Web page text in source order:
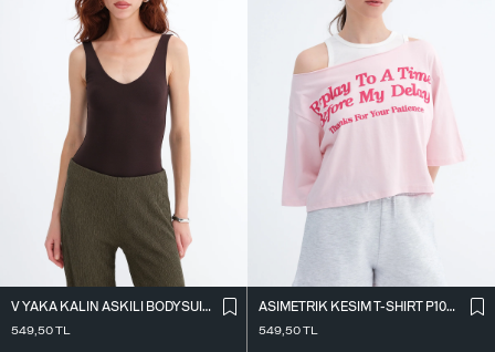
V YAKA KALIN ASKILI BODYSUIT A01075
549,50TL
ASIMETRIK KESIM T-SHIRT P10719
549,50TL